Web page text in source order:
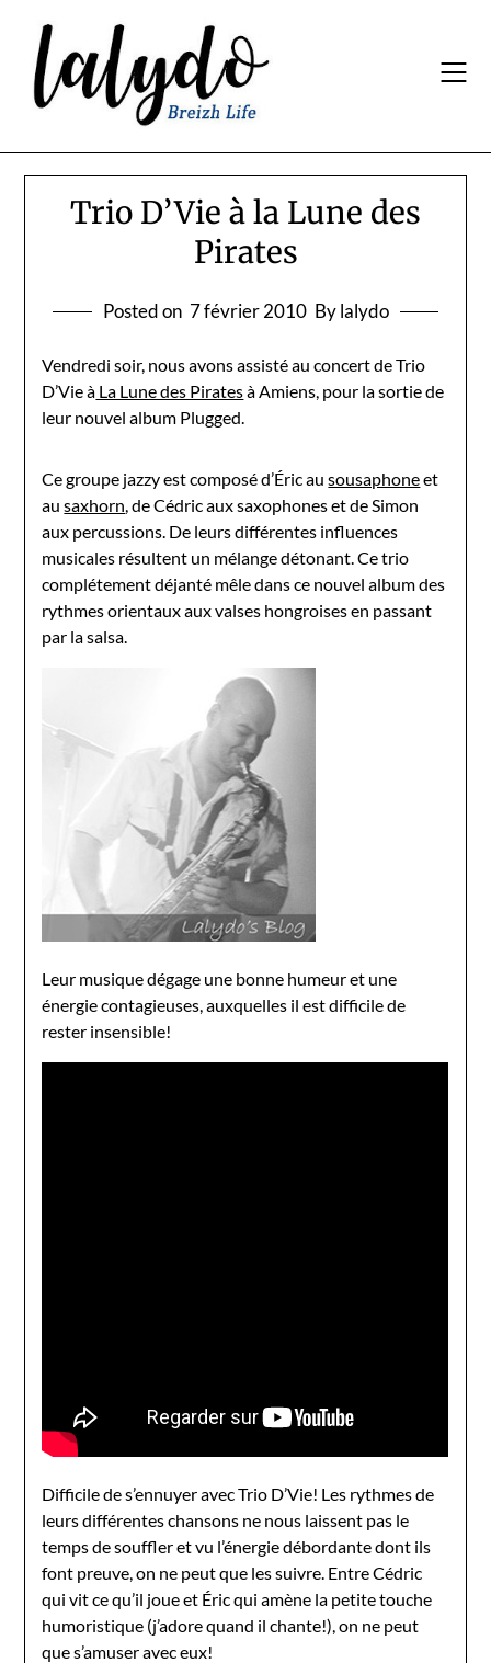
content
Trio D’Vie à la Lune des
Pirates
Posted on 7 février 2010 By lalydo
Vendredi soir, nous avons assisté au concert de Trio
D’Vie à La Lune des Piratesà Amiens, pour la sortie de
leur nouvel album Plugged.
Ce groupe jazzy est composé d’Éric ausousaphoneet
ausaxhorn, de Cédric aux saxophones et de Simon
aux percussions. De leurs différentes influences
musicales résultent un mélange détonant. Ce trio
complétement déjanté mêle dans ce nouvel album des
rythmes orientaux aux valses hongroises en passant
par la salsa.
Leur musique dégage une bonne humeur et une
énergie contagieuses, auxquelles il est difficile de
rester insensible!
Difficile de s’ennuyer avec Trio D’Vie! Les rythmes de
leurs différentes chansons ne nous laissent pas le
temps de souffler et vu l’énergie débordante dont ils
font preuve, on ne peut que les suivre. Entre Cédric
qui vit ce qu’il joue et Éric qui amène la petite touche
humoristique (j’adore quand il chante!), on ne peut
que s’amuser avec eux!